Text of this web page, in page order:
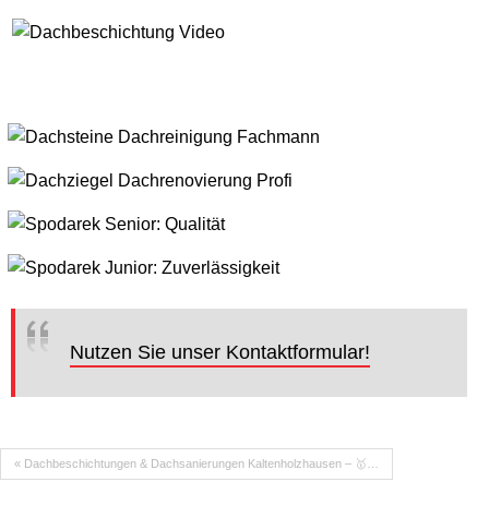
Nutzen Sie unser Kontaktformular!
« Dachbeschichtungen & Dachsanierungen Kaltenholzhausen – 🥇…